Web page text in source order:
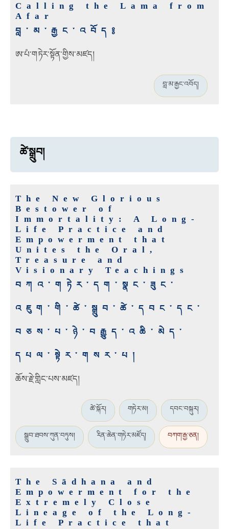
Calling the Lama from
Afar
བླ་མ་རྒྱང་འབོད༔
ཨ་པཾ་གཏེར་སྟོན་གྱིས་མཛད།
བླ་མ་རྒྱང་འབོད།
ཚེ་སྒྲུབ།
The New Glorious
Bestower of
Immortality: A Long-
Life Practice and
Empowerment that
Unites the Oral,
Treasure and
Visionary Teachings
བཀའ་གཏེར་དག་སྣང་ཟུང་
འཇུག་གི་ཚེ་སྒྲུབ་ཚེ་དབང་དང་
བཅས་པ་ཉེ་བརྒྱུད་འཆི་མེད་
དཔལ་སྟེར་གསར་པ།
ཆོས་རྗེ་གླིང་པས་མཛད།
ཚེ་སྐོར། གཏེར་མ། དབང་བསྐུར།
སྒྲུབ་ཐབས་ཀུན་བཏུས། རིན་ཆེན་གཏེར་མཛོད། བཀག་རྒྱ་ཅན།
The Sādhana and
Empowerment for the
Extremely Close
Lineage of the Long-
Life Practice that